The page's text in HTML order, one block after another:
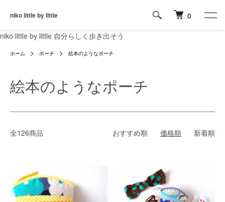
niko little by little 自分らしく歩き出そう
niko little by little 0
ホーム ポーチ 絵本のようなポーチ
絵本のようなポーチ
全126商品 おすすめ順 価格順 新着順